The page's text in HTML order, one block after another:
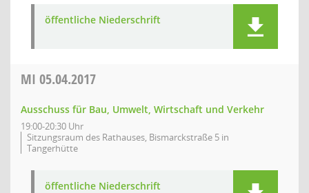
öffentliche Niederschrift
MI 05.04.2017
Ausschuss für Bau, Umwelt, Wirtschaft und Verkehr
19:00-20:30 Uhr
Sitzungsraum des Rathauses, Bismarckstraße 5 in
Tangerhütte
öffentliche Niederschrift